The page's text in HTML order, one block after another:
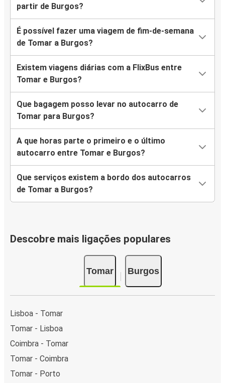
partir de Burgos?
É possível fazer uma viagem de fim-de-semana
de Tomar a Burgos?
Existem viagens diárias com a FlixBus entre
Tomar e Burgos?
Que bagagem posso levar no autocarro de
Tomar para Burgos?
A que horas parte o primeiro e o último
autocarro entre Tomar e Burgos?
Que serviços existem a bordo dos autocarros
de Tomar a Burgos?
Descobre mais ligações populares
Tomar Burgos
Lisboa - Tomar
Tomar - Lisboa
Coimbra - Tomar
Tomar - Coimbra
Tomar - Porto